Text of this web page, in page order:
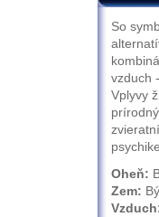
So
vzduch
Vplyvy
Oheň:
Zem: